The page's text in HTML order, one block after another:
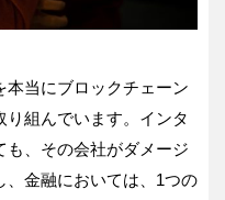
本当にブロックチェーン
組んでいます。インタ
も、その会社がダメージ
、金融においては、1つの